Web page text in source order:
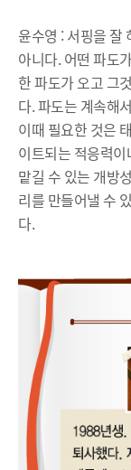
윤수영 : 서핑을 잘
아니다. 어떤 파도
한 파도가 오고 그
다. 파도는 계속해
이때 필요한 것은
이트되는 적응력
맡길 수 있는 개방
리를 만들어낼 수
다.